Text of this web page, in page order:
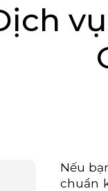
Nếu
chuẩn